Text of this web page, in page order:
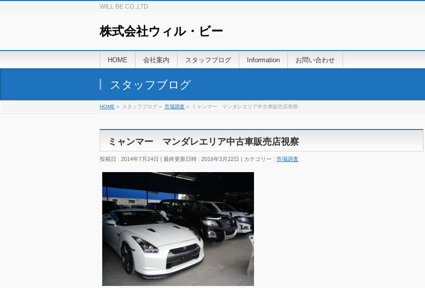
WILL BE CO.,LTD
株式会社ウィル・ビー
HOME 会社案内 スタッフブログ Information お問い合わせ
スタッフブログ
HOME » スタッフブログ » 市場調査 » ミャンマー マンダレエリア中古車販売店視察
ミャンマー マンダレエリア中古車販売店視察
投稿日 : 2014年7月24日 最終更新日時 : 2016年3月22日 カテゴリー : 市場調査